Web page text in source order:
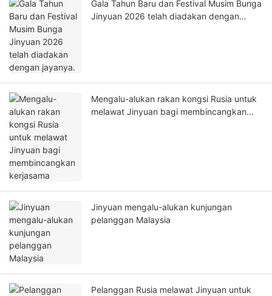
Gala Tahun Baru dan Festival Musim Bunga
Jinyuan 2026 telah diadakan dengan
Mengalu-alukan rakan kongsi Rusia untuk
melawat Jinyuan bagi membincangkan
Jinyuan mengalu-alukan kunjungan
pelanggan Malaysia
Pelanggan Rusia melawat Jinyuan untuk